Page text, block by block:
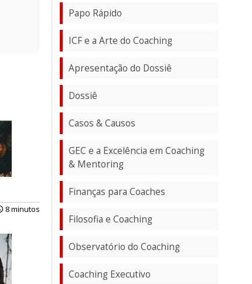
8 minutos
Papo Rápido
ICF e a Arte do Coaching
Apresentação do Dossiê
Dossiê
Casos & Causos
GEC e a Excelência em Coaching
& Mentoring
Finanças para Coaches
Filosofia e Coaching
Observatório do Coaching
Coaching Executivo